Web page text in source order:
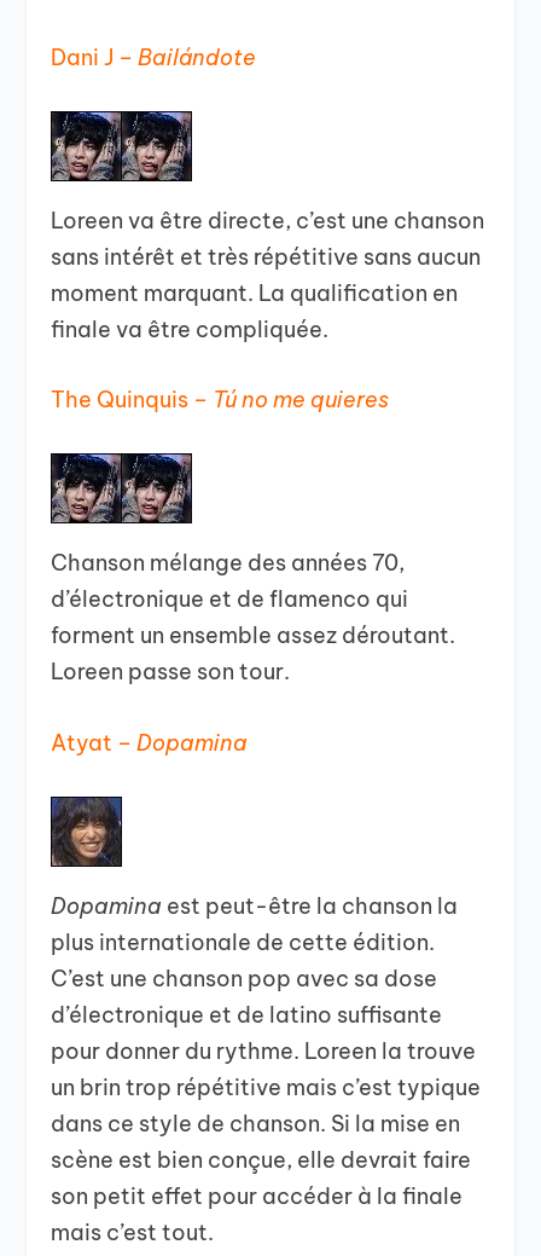
Dani J –Bailándote
Loreen va être directe, c’est une chanson
sans intérêt et très répétitive sans aucun
moment marquant. La qualification en
finale va être compliquée.
The Quinquis – Tú no me quieres
Chanson mélange des années 70,
d’électronique et de flamenco qui
forment un ensemble assez déroutant.
Loreen passe son tour.
Atyat –Dopamina
Dopamina est peut-être la chanson la
plus internationale de cette édition.
C’est une chanson pop avec sa dose
d’électronique et de latino suffisante
pour donner du rythme. Loreen la trouve
un brin trop répétitive mais c’est typique
dans ce style de chanson. Si la mise en
scène est bien conçue, elle devrait faire
son petit effet pour accéder à la finale
mais c’est tout.